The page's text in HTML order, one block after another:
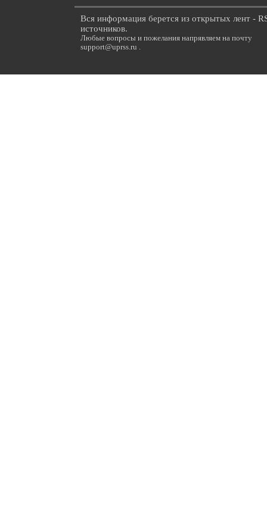
Вся информация берется из открытых лент -
источников.
Любые вопросы и пожелания напрявляем на почту
support@uprss.ru .